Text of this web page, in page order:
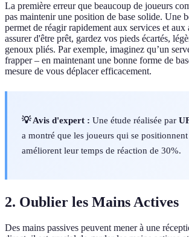
La première erreur que beaucoup de joueurs
pas maintenir une position de base solide. Une
permet de réagir rapidement aux services et aux
assurer d'être prêt, gardez vos pieds écartés,
genoux pliés. Par exemple, imaginez qu’un
frapper – en maintenant une bonne forme de
mesure de vous déplacer efficacement.
💡 Avis d'expert : Une étude réalisée par
a montré que les joueurs qui se
améliorent leur temps de réaction de 30%.
2. Oublier les Mains Actives
Des mains passives peuvent mener à une